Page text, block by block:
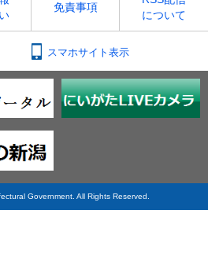
免責事項
について
スマホサイト表示
Government. All Rights Reserved.